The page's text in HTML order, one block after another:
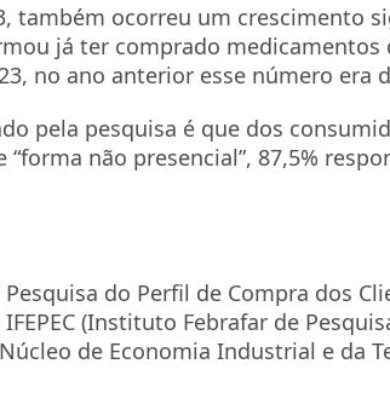
também ocorreu um crescimento
já ter comprado medicamentos
no ano anterior esse número era
pela pesquisa é que dos
não presencial”, 87,5%
do Perfil de Compra dos
(Instituto Febrafar de
de Economia Industrial e da